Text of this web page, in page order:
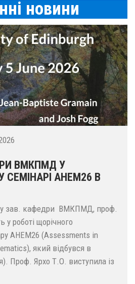
новини
ВМКПМД У
AHEM26 В
зав. кафедри ВМКПМД, проф.
у роботі щорічного
AHEM26 (Assessments in
який відбувся в
Проф. Ярхо Т.О. виступила із